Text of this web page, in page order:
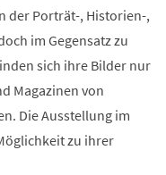
der Porträt-, Historien-,
im Gegensatz zu
sich ihre Bilder nur
Magazinen von
Die Ausstellung im
zu ihrer